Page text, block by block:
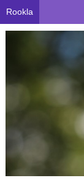
Rookla